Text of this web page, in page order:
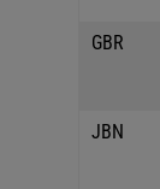
GBR
JBN